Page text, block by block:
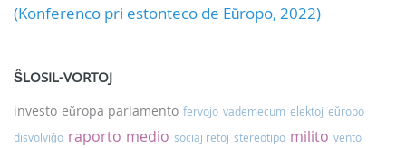
(Konferenco pri estonteco de Eŭropo, 2022)
ŜLOSIL-VORTOJ
investo eŭropa parlamento fervojo vademecum elektoj eŭropo
disvolviĝo raporto medio sociaj retoj stereotipo milito vento